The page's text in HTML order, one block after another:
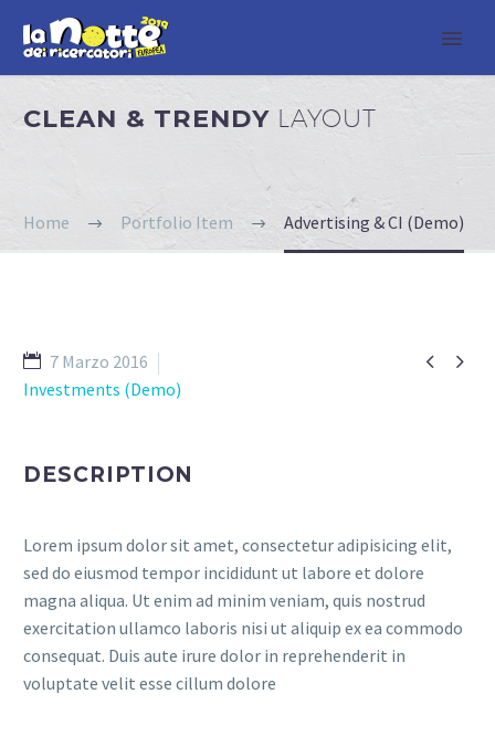
CLEAN & TRENDY LAYOUT
Home Portfolio Item Advertising & CI (Demo)
 
7 Marzo 2016
Investments (Demo)
DESCRIPTION
Lorem ipsum dolor sit amet, consectetur adipisicing elit,
sed do eiusmod tempor incididunt ut labore et dolore
magna aliqua. Ut enim ad minim veniam, quis nostrud
exercitation ullamco laboris nisi ut aliquip ex ea commodo
consequat. Duis aute irure dolor in reprehenderit in
voluptate velit esse cillum dolore